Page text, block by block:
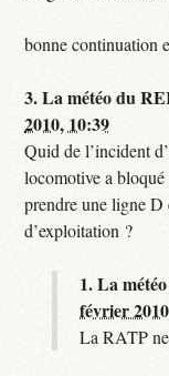
bonne continuation
3.La météo du
2010, 10:39
Quid de l’incident
locomotive a
prendre une ligne D
d’exploitation ?
1.La
février
La RATP